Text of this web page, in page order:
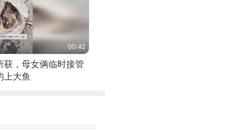
00:42
获，母女俩临时接管
上大鱼